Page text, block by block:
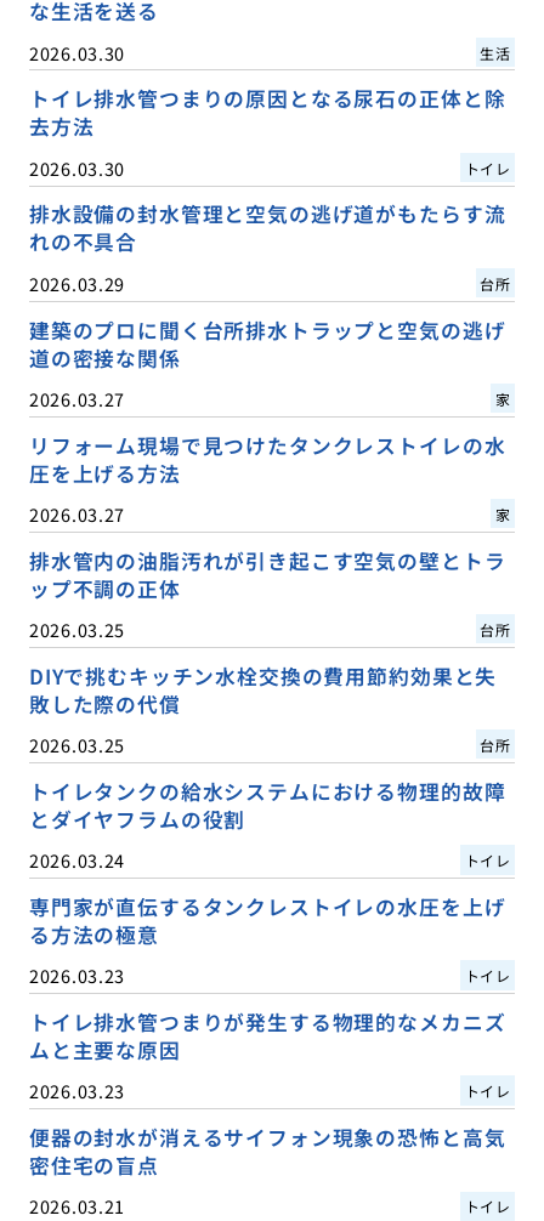
な生活を送る
2026.03.30 生活
トイレ排水管つまりの原因となる尿石の正体と除
去方法
2026.03.30 トイレ
排水設備の封水管理と空気の逃げ道がもたらす流
れの不具合
2026.03.29 台所
建築のプロに聞く台所排水トラップと空気の逃げ
道の密接な関係
2026.03.27 家
リフォーム現場で見つけたタンクレストイレの水
圧を上げる方法
2026.03.27 家
排水管内の油脂汚れが引き起こす空気の壁とトラ
ップ不調の正体
2026.03.25 台所
DIYで挑むキッチン水栓交換の費用節約効果と失
敗した際の代償
2026.03.25 台所
トイレタンクの給水システムにおける物理的故障
とダイヤフラムの役割
2026.03.24 トイレ
専門家が直伝するタンクレストイレの水圧を上げ
る方法の極意
2026.03.23 トイレ
トイレ排水管つまりが発生する物理的なメカニズ
ムと主要な原因
2026.03.23 トイレ
便器の封水が消えるサイフォン現象の恐怖と高気
密住宅の盲点
2026.03.21 トイレ